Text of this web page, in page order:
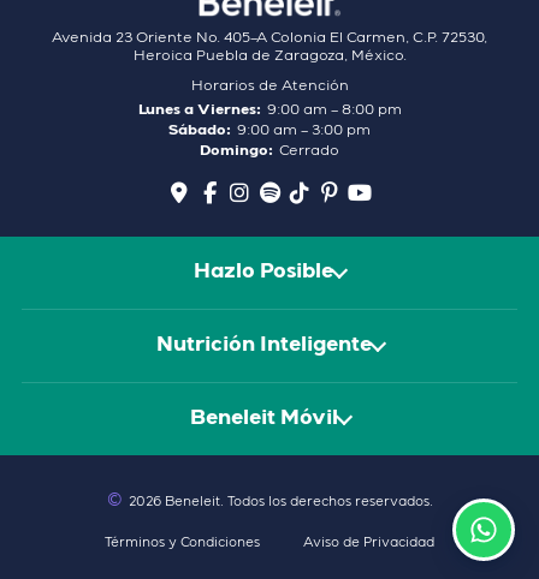
Avenida 23 Oriente No. 405–A Colonia El Carmen, C.P. 72530,
Heroica Puebla de Zaragoza, México.
Horarios de Atención
Lunes a Viernes: 9:00 am – 8:00 pm
Sábado: 9:00 am – 3:00 pm
Domingo: Cerrado
Hazlo Posible
Nutrición Inteligente
Beneleit Móvil
© 2026 Beneleit. Todos los derechos reservados.
Términos y Condiciones Aviso de Privacidad